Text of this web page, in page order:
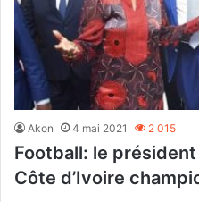
Akon 4 mai 2021 2 015
Football: le président
Côte d’Ivoire